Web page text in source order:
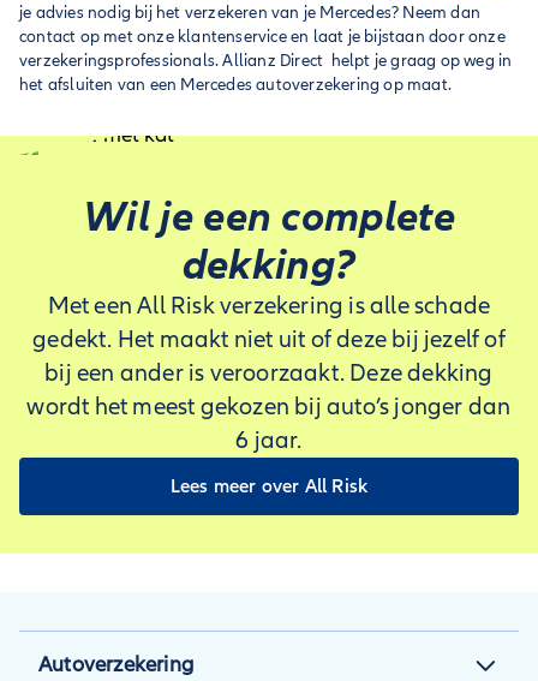
je advies nodig bij het verzekeren van je Mercedes? Neem dan
contact op met onze klantenservice en laat je bijstaan door onze
verzekeringsprofessionals. Allianz Direct helpt je graag op weg in
het afsluiten van een Mercedes autoverzekering op maat.
Wil je een complete
dekking?
Met een All Risk verzekering is alle schade
gedekt. Het maakt niet uit of deze bij jezelf of
bij een ander is veroorzaakt. Deze dekking
wordt het meest gekozen bij auto’s jonger dan
6 jaar.
Lees meer over All Risk
Autoverzekering